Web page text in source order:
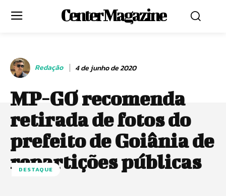
Center Magazine
Redação 4 de junho de 2020
MP-GO recomenda
retirada de fotos do
prefeito de Goiânia de
repartições públicas
DESTAQUE